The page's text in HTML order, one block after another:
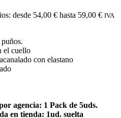
desde 54,00 € hasta 59,00 € IVA
el cuello
con elastano
agencia: 1 Pack de 5uds.
en tienda: 1ud. suelta